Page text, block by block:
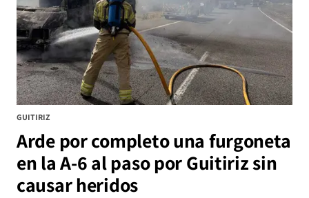
GUITIRIZ
Arde por completo una furgoneta
en la A-6 al paso por Guitiriz sin
causar heridos